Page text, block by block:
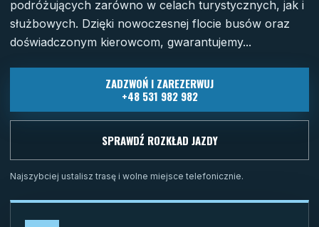
podróżujących zarówno w celach turystycznych, jak i
służbowych. Dzięki nowoczesnej flocie busów oraz
doświadczonym kierowcom, gwarantujemy...
ZADZWOŃ I ZAREZERWUJ
+48 531 982 982
SPRAWDŹ ROZKŁAD JAZDY
Najszybciej ustalisz trasę i wolne miejsce telefonicznie.